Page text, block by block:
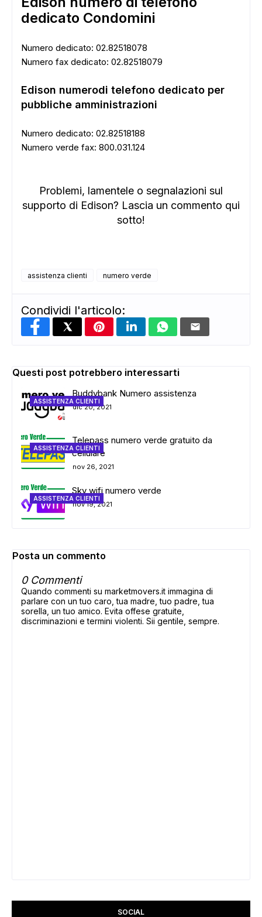
ADS
dedicato Condomini
Numero dedicato: 02.82518078
Numero fax dedicato: 02.82518079
Edison numerodi telefono dedicato per
pubbliche amministrazioni
Numero dedicato: 02.82518188
Numero verde fax: 800.031.124
Problemi, lamentele o segnalazioni sul
supporto di Edison? Lascia un commento qui
sotto!
assistenza clienti numero verde
Condividi l'articolo:
Questi post potrebbero interessarti
ASSISTENZA CLIENTI
Buddybank Numero assistenza
dic 20, 2021
ASSISTENZA CLIENTI
Telepass numero verde gratuito da
cellulare
nov 26, 2021
ASSISTENZA CLIENTI
Sky wifi numero verde
nov 19, 2021
Posta un commento
0 Commenti
Quando commenti su marketmovers.it immagina di
parlare con un tuo caro, tua madre, tuo padre, tua
sorella, un tuo amico. Evita offese gratuite,
discriminazioni e termini violenti. Sii gentile, sempre.
SOCIAL